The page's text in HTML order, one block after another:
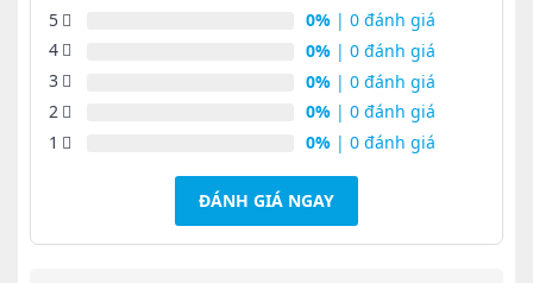
5 0% | 0 đánh giá
4
0% | 0 đánh giá
3
0% | 0 đánh giá
2
0% | 0 đánh giá
1
0% | 0 đánh giá
ĐÁNH GIÁ NGAY